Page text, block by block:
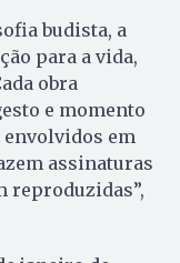
budista, a
para a vida,
obra
e momento
em
assinaturas
reproduzidas”,